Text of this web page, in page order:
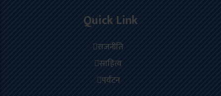
Quick Link
राजनीति
साहित्य
पर्यटन